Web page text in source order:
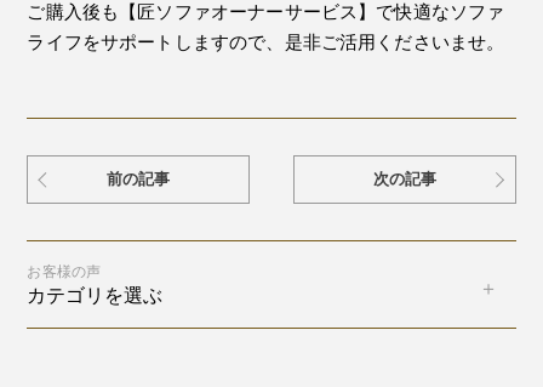
ご購入後も【匠ソファオーナーサービス】で快適なソファ
ライフをサポートしますので、是非ご活用くださいませ。
前の記事 次の記事
お客様の声
カテゴリを選ぶ